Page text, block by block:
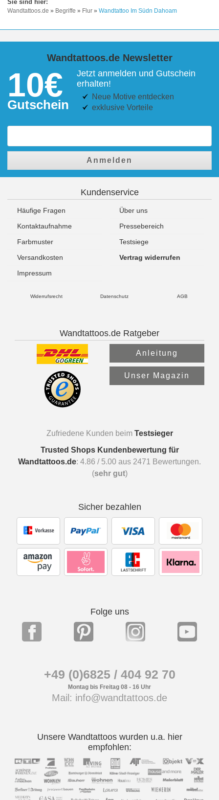
Wandtattoos.de » Begriffe » Flur » Wandtattoo Im Südn Dahoam
Wandtattoos.de Newsletter
10€
Gutschein
Jetzt anmelden und Gutschein
erhalten!
Neue Motive entdecken
exklusive Vorteile
Anmelden
Kundenservice
Häufige Fragen
Über uns
Kontaktaufnahme
Pressebereich
Farbmuster
Testsiege
Versandkosten
Vertrag widerrufen
Impressum
Widerrufsrecht Datenschutz AGB
Wandtattoos.de Ratgeber
Anleitung
Unser Magazin
Zufriedene Kunden beim Testsieger
Trusted Shops Kundenbewertung für
Wandtattoos.de: 4.86 / 5.00 aus 2471
Bewertungen.
(sehr gut)
Sicher bezahlen
Folge uns
+49 (0)6825 / 404 92 70
Montag bis Freitag 08 - 16 Uhr
Mail: info@wandtattoos.de
Unsere Wandtattoos wurden u.a. hier
empfohlen: